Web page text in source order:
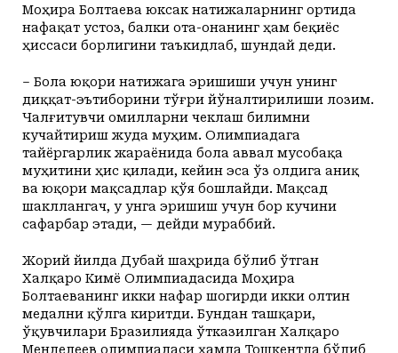
Моҳира Болтаева юксак натижаларнинг ортида
нафақат устоз, балки ота-онанинг ҳам беқиёс
ҳиссаси борлигини таъкидлаб, шундай деди.
– Бола юқори натижага эришиши учун унинг
диққат-эътиборини тўғри йўналтирилиши лозим.
Чалғитувчи омилларни чеклаш билимни
кучайтириш жуда муҳим. Олимпиадага
тайёргарлик жараёнида бола аввал мусобақа
муҳитини ҳис қилади, кейин эса ўз олдига аниқ
ва юқори мақсадлар қўя бошлайди. Мақсад
шакллангач, у унга эришиш учун бор кучини
сафарбар этади, — дейди мураббий.
Жорий йилда Дубай шаҳрида бўлиб ўтган
Халқаро Кимё Олимпиадасида Моҳира
Болтаеванинг икки нафар шогирди икки олтин
медални қўлга киритди. Бундан ташқари,
ўқувчилари Бразилияда ўтказилган Халқаро
Менделеев олимпиадаси ҳамда Тошкентда бўлиб